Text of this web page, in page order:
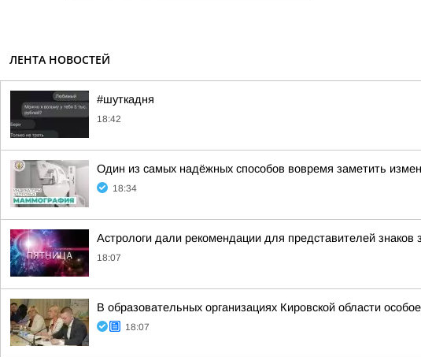
ЛЕНТА НОВОСТЕЙ
#шуткадня
18:42
Один из самых надёжных способов вовремя заметить
18:34
Астрологи дали рекомендации для представителей знаков
18:07
В образовательных организациях Кировской области
18:07